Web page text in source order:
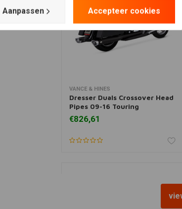
Meer informatie
VANCE & HINES
Dresser Duals Crossover Head
Pipes 09-16 Touring
€826,61
Aanpassen Accepteer cookies